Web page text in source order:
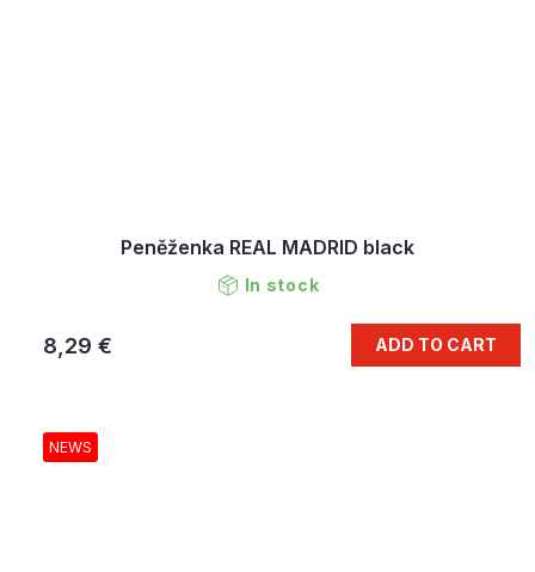
Peněženka REAL MADRID black
In stock
8,29 € ADD TO CART
NEWS